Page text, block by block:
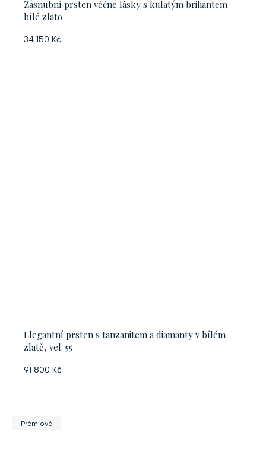
Zásnubní prsten věčné lásky s kulatým briliantem
bílé zlato
34 150 Kč
Elegantní prsten s tanzanitem a diamanty v bílém
zlatě, vel. 55
91 800 Kč
Prémiové